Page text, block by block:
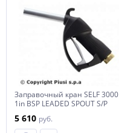
Заправочный кран SELF 3000
1in BSP LEADED SPOUT S/P
5 610 руб.